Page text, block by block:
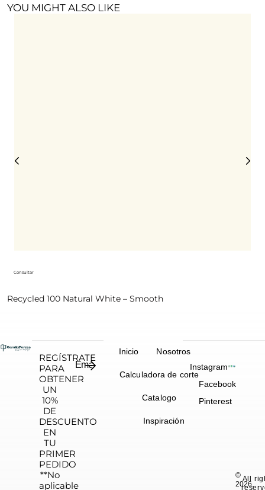
YOU MIGHT ALSO LIKE
Consultar
Recycled 100 Natural White – Smooth
REGÍSTRATE
PARA
OBTENER
UN
10%
DE
DESCUENTO
EN
TU
PRIMER
PEDIDO
**No
aplicable
Inicio Nosotros
Calculadora de corte
Catalogo
Inspiración
©
2026.
All
Instagram
Facebook
Pinterest